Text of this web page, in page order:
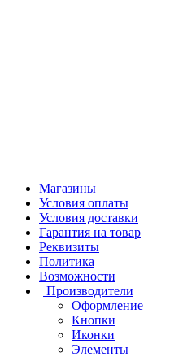
Магазины
Условия оплаты
Условия доставки
Гарантия на товар
Реквизиты
Политика
Возможности
Производители
Оформление
Кнопки
Иконки
Элементы